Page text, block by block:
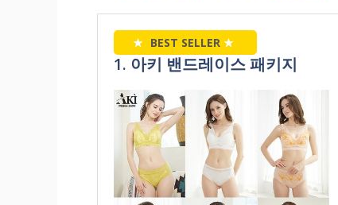
★ BEST SELLER ★
1. 아키 밴드레이스 패키지